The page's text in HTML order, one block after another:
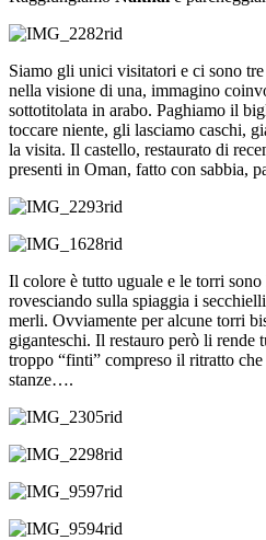
Siamo gli unici visitatori e ci sono
nella visione di una, immagino
sottotitolata in arabo. Paghiamo il
toccare niente, gli lasciamo caschi,
la visita. Il castello, restaurato di
presenti in Oman, fatto con sabbia,
Il colore è tutto uguale e le torri sono
rovesciando sulla spiaggia i
merli. Ovviamente per alcune torri
giganteschi. Il restauro però li rende
troppo “finti” compreso il ritratto
stanze….